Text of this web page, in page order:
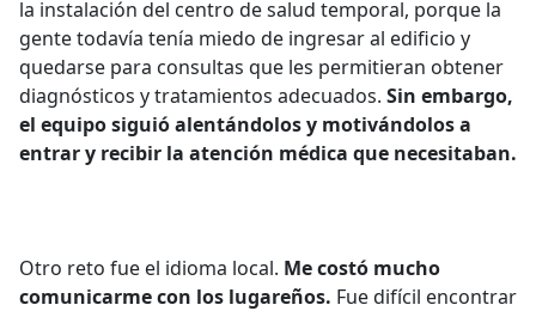
la instalación del centro de salud temporal, porque la
gente todavía tenía miedo de ingresar al edificio y
quedarse para consultas que les permitieran obtener
diagnósticos y tratamientos adecuados. Sin embargo,
el equipo siguió alentándolos y motivándolos a
entrar y recibir la atención médica que necesitaban.
Otro reto fue el idioma local. Me costó mucho
comunicarme con los lugareños. Fue difícil encontrar